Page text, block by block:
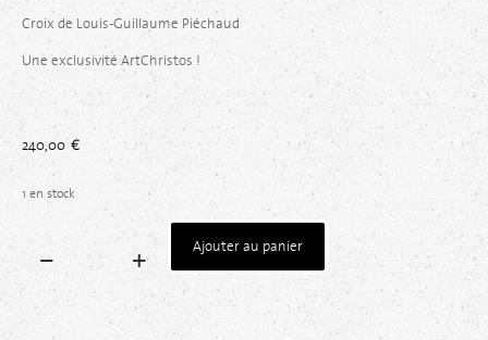
Croix de Louis-Guillaume Piéchaud
Une exclusivité ArtChristos !
240,00€
1 en stock
Ajouter au panier